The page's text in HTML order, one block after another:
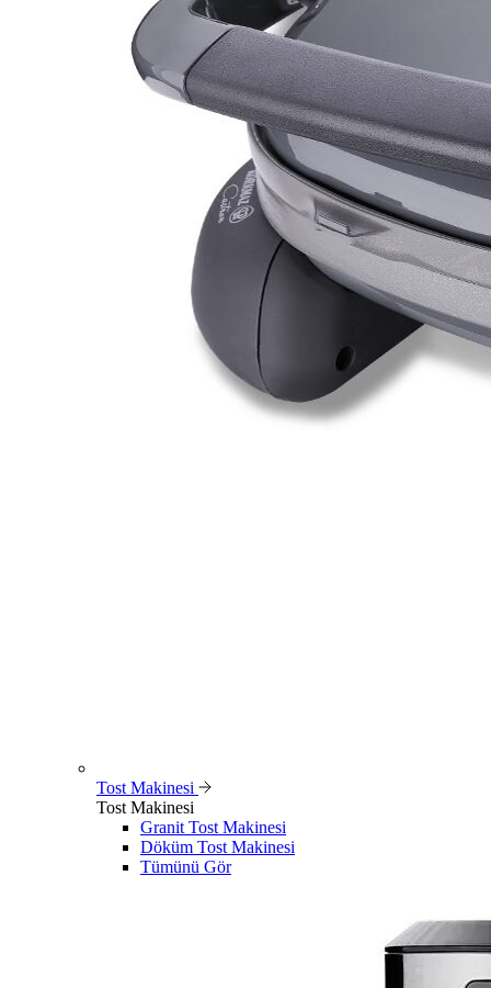
Tost Makinesi
Tost Makinesi
Granit Tost Makinesi
Döküm Tost Makinesi
Tümünü Gör